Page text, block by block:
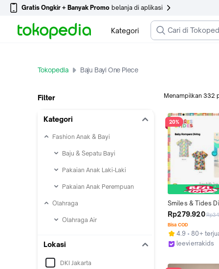
Gratis Ongkir + Banyak Promo belanja di aplikasi
Kategori
Tokopedia Baju Bayi One Piece
Filter
Kategori
Fashion Anak & Bayi
Baju & Sepatu Bayi
Pakaian Anak Laki-Laki
Pakaian Anak Perempuan
Olahraga
Olahraga Air
Lokasi
DKI Jakarta
Menampilkan 332
20%
Smiles & Tides
Sleeve One
Renang Bayi &
Rp279.920
Bisa COD
4.9
80+
leevierrakids